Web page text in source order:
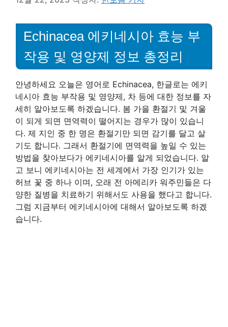
Echinacea 에키네시아 효능 부
작용 및 영양제 정보 총정리
안녕하세요 오늘은 영어로 Echinacea, 한글로는 에키
네시아 효능 부작용 및 영양제, 차 등에 대한 정보를 자
세히 알아보도록 하겠습니다. 봄 가을 환절기 및 겨울
이 되게 되면 면역력이 떨어지는 경우가 많이 있습니
다. 제 지인 중 한 명은 환절기만 되면 감기를 달고 살
기도 합니다. 그래서 환절기에 면역력을 높일 수 있는
방법을 찾아보다가 에키네시아를 알게 되었습니다. 알
고 보니 에키네시아는 전 세계에서 가장 인기가 있는
허브 꽃 중 하나 이며, 오래 전 아메리카 워주민들은 다
양한 질병을 치료하기 위해서도 사용을 했다고 합니다.
그럼 지금부터 에키네시아에 대해서 알아보도록 하겠
습니다.